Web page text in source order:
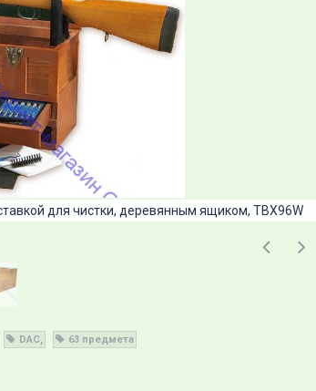
для чистки, деревянным ящиком, TBX96W
DAC 63 предмета